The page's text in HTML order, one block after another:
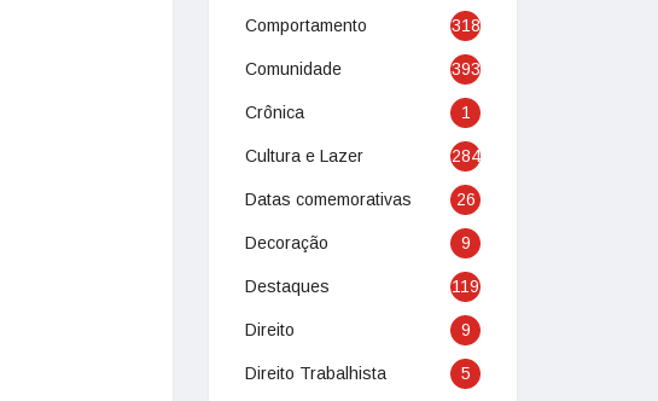
Comportamento 318
Comunidade 393
Crônica 1
Cultura e Lazer 284
Datas comemorativas 26
Decoração 9
Destaques 119
Direito 9
Direito Trabalhista 5